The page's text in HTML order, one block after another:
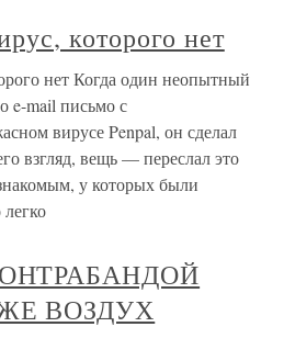
которого нет
нет Когда один неопытный
e-mail письмо с
вирусе Penpal, он сделал
взгляд, вещь — переслал это
у которых были
ВОЗДУХ